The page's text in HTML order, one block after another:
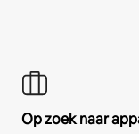
Op zoek naar